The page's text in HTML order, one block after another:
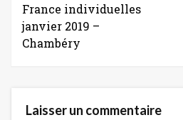
France individuelles
janvier 2019 –
Chambéry
Laisser un commentaire